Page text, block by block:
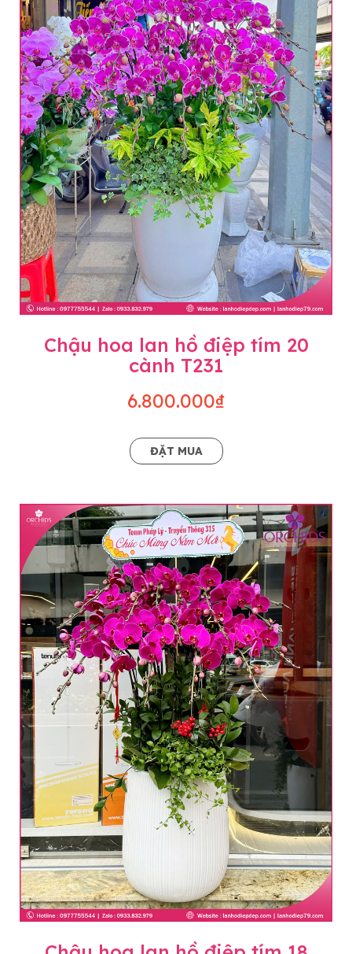
Chậu hoa lan hồ điệp tím 20
cành T231
6.800.000₫
ĐẶT MUA